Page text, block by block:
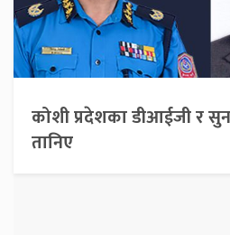
कोशी प्रदेशका डीआईजी र
तानिए